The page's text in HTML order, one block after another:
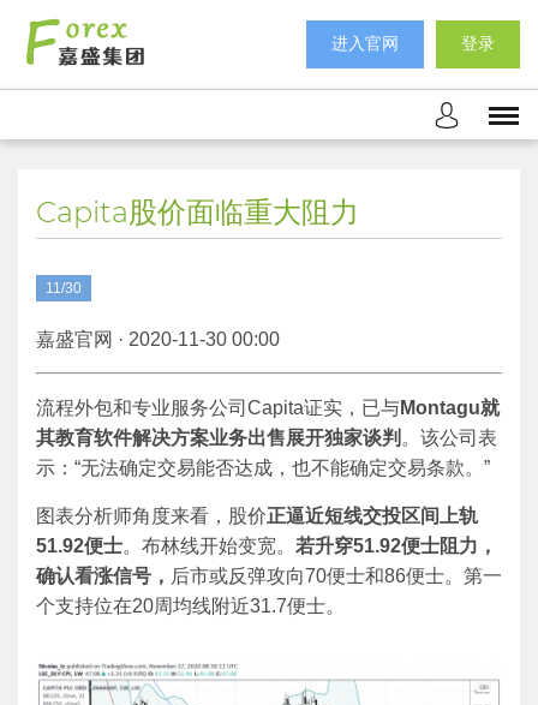
进入官网 登录
Capita股价面临重大阻力
11/30
嘉盛官网 · 2020-11-30 00:00
流程外包和专业服务公司Capita证实，已与Montagu就
其教育软件解决方案业务出售展开独家谈判 。该公司表
示：“无法确定交易能否达成，也不能确定交易条款。”
图表分析师角度来看，股价正逼近短线交投区间上轨
51.92便士。布林线开始变宽。 若升穿51.92便士阻力，
确认看涨信号， 后市或反弹攻向70便士和86便士。第一
个支持位在20周均线附近31.7便士。